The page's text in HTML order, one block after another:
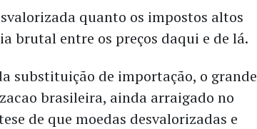
quanto os impostos altos
brutal entre os preços daqui e de lá.
substituição de importação, o grande
brasileira, ainda arraigado no
de que moedas desvalorizadas e